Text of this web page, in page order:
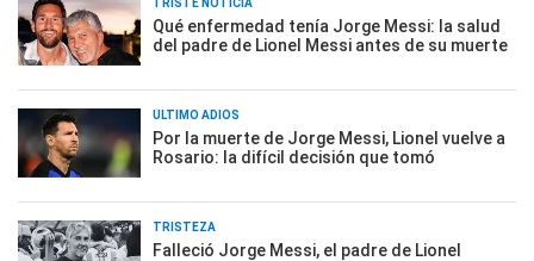
Qué enfermedad tenía Jorge Messi: la salud
del padre de Lionel Messi antes de su muerte
ÚLTIMO ADIÓS
Por la muerte de Jorge Messi, Lionel vuelve a
Rosario: la difícil decisión que tomó
TRISTEZA
Falleció Jorge Messi, el padre de Lionel